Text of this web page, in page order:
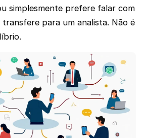
simplesmente prefere falar com
transfere para um analista. Não é